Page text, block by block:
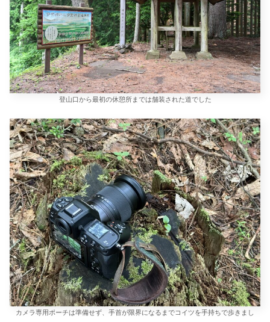
登山口から最初の休憩所までは舗装された道でした
カメラ専用ポーチは準備せず、手首が限界になるまでコイツを手持ちで歩きまし